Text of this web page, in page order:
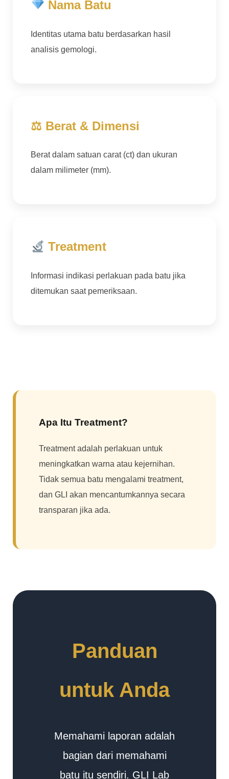
Nama Batu
Identitas utama batu berdasarkan hasil
analisis gemologi.
⚖ Berat & Dimensi
Berat dalam satuan carat (ct) dan ukuran
dalam milimeter (mm).
Treatment
Informasi indikasi perlakuan pada batu jika
ditemukan saat pemeriksaan.
Apa Itu Treatment?
Treatment adalah perlakuan untuk
meningkatkan warna atau kejernihan.
Tidak semua batu mengalami treatment,
dan GLI akan mencantumkannya secara
transparan jika ada.
Panduan
untuk Anda
Memahami laporan adalah
bagian dari memahami
batu itu sendiri. GLI Lab